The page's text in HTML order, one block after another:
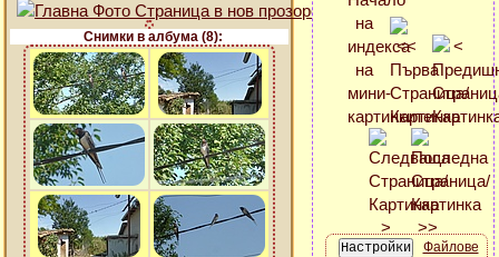
Снимки в албума (8):
Файлове